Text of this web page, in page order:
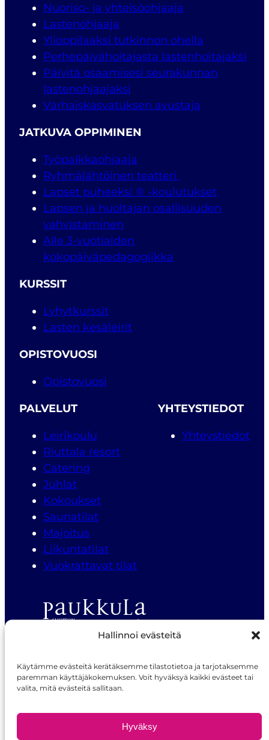
Hallinnoi evästeitä
Käytämme evästeitä kerätäksemme tilastotietoa ja tarjotaksemme
paremman käyttäjäkokemuksen. Voit hyväksyä kaikki evästeet tai
valita, mitä evästeitä sallitaan.
Hyväksy
Nuoriso- ja yhteisöohjaaja
Lastenohjaaja
Ylioppilaaksi tutkinnon ohella
Perhepäivähoitajasta lastenhoitajaksi
Päivitä osaamisesi seurakunnan
lastenohjaajaksi
Varhaiskasvatuksen avustaja
JATKUVA OPPIMINEN
Työpaikkaohjaaja
Ryhmälähtöinen teatteri
Lapset puheeksi ® -koulutukset
Lapsen ja huoltajan osallisuuden
vahvistaminen
Alle 3-vuotiaiden
kokopäiväpedagogiikka
KURSSIT
Lyhytkurssit
Lasten kesäleirit
OPISTOVUOSI
Opistovuosi
PALVELUT
Leirikoulu
Riuttala resort
Catering
Juhlat
Kokoukset
Saunatilat
Majoitus
Liikuntatilat
Vuokrattavat tilat
YHTEYSTIEDOT
Yhteystiedot
Paukkulantie 22, 50170 Mikkeli
palvelukeskus@sno.fi